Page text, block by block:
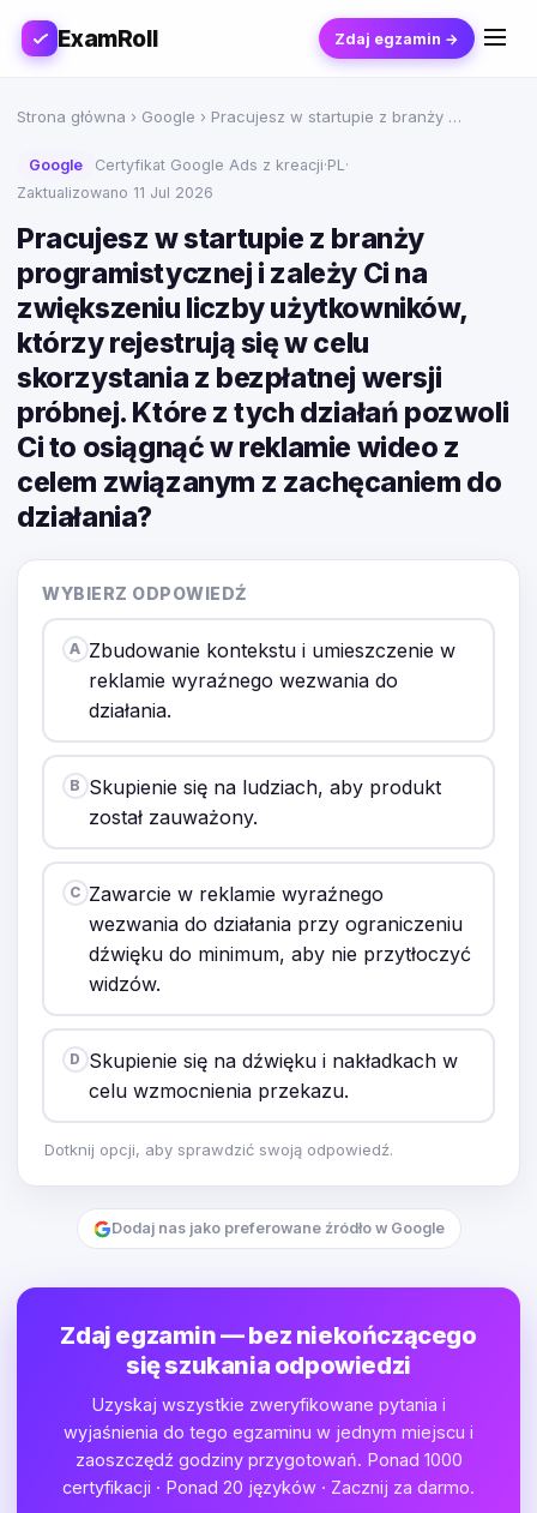
ExamRoll Zdaj egzamin →
Strona główna › Google › Pracujesz w startupie z branży …
Google Certyfikat Google Ads z kreacji·PL·
Zaktualizowano 11 Jul 2026
Pracujesz w startupie z branży
programistycznej i zależy Ci na
zwiększeniu liczby użytkowników,
którzy rejestrują się w celu
skorzystania z bezpłatnej wersji
próbnej. Które z tych działań pozwoli
Ci to osiągnąć w reklamie wideo z
celem związanym z zachęcaniem do
działania?
WYBIERZ ODPOWIEDŹ
A Zbudowanie kontekstu i umieszczenie w
reklamie wyraźnego wezwania do
działania.
B Skupienie się na ludziach, aby produkt
został zauważony.
C Zawarcie w reklamie wyraźnego
wezwania do działania przy ograniczeniu
dźwięku do minimum, aby nie przytłoczyć
widzów.
D Skupienie się na dźwięku i nakładkach w
celu wzmocnienia przekazu.
Dotknij opcji, aby sprawdzić swoją odpowiedź.
Dodaj nas jako preferowane źródło w Google
Zdaj egzamin — bez niekończącego
się szukania odpowiedzi
Uzyskaj wszystkie zweryfikowane pytania i
wyjaśnienia do tego egzaminu w jednym miejscu i
zaoszczędź godziny przygotowań. Ponad 1000
certyfikacji · Ponad 20 języków · Zacznij za darmo.